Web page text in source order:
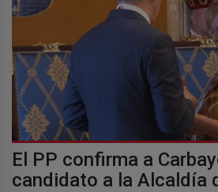
El PP confirma a
candidato a la Alcaldía